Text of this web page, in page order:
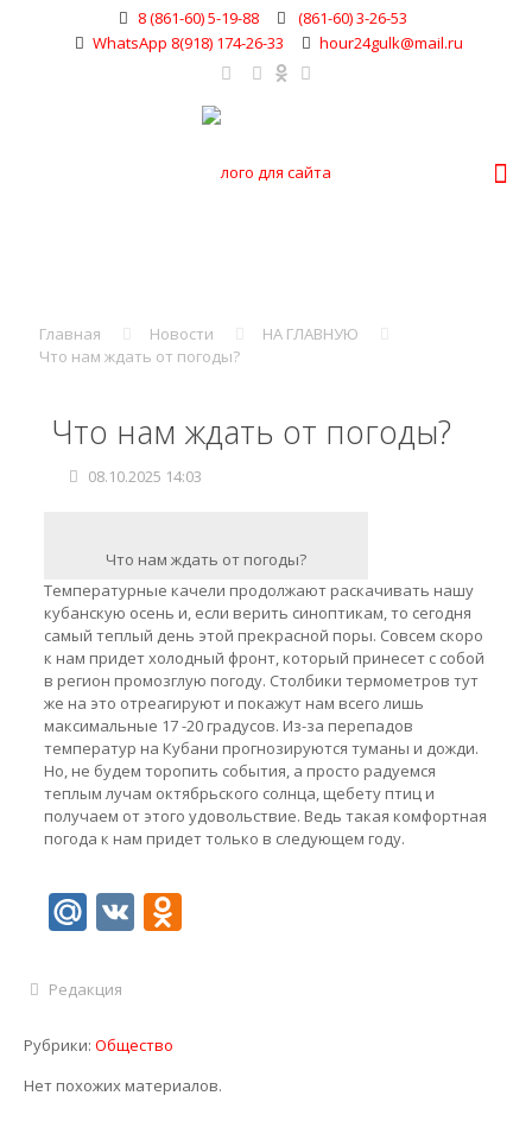
8 (861-60) 5-19-88
(861-60) 3-26-53
WhatsApp 8(918) 174-26-33
hour24gulk@mail.ru
Главная Новости
НА ГЛАВНУЮ
Что нам ждать от погоды?
Что нам ждать от погоды?
08.10.2025 14:03
Что нам ждать от погоды?
Температурные качели продолжают раскачивать нашу
кубанскую осень и, если верить синоптикам, то сегодня
самый теплый день этой прекрасной поры. Совсем скоро
к нам придет холодный фронт, который принесет с собой
в регион промозглую погоду. Столбики термометров тут
же на это отреагируют и покажут нам всего лишь
максимальные 17 -20 градусов. Из-за перепадов
температур на Кубани прогнозируются туманы и дожди.
Но, не будем торопить события, а просто радуемся
теплым лучам октябрьского солнца, щебету птиц и
получаем от этого удовольствие. Ведь такая комфортная
погода к нам придет только в следующем году.
Mail.Ru
VKOdnoklassniki
Редакция
Рубрики: Общество
Нет похожих материалов.